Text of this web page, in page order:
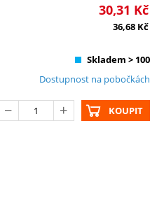
30,31 Kč
36,68 Kč
Skladem > 100
Dostupnost na pobočkách
KOUPIT